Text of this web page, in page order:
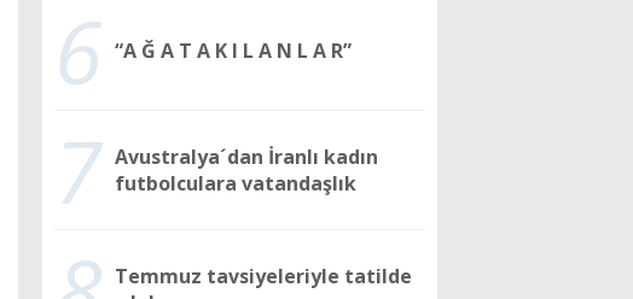
6 “A Ğ A T A K I L A N L A R”
7 Avustralya´dan İranlı kadın
futbolculara vatandaşlık
Temmuz tavsiyeleriyle tatilde